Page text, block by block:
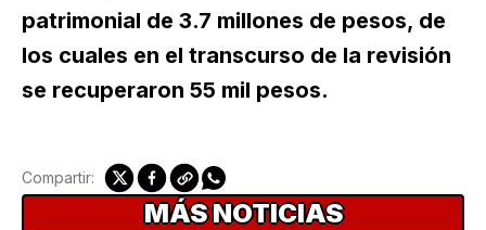
patrimonial de 3.7 millones de pesos, de
los cuales en el transcurso de la revisión
se recuperaron 55 mil pesos.
Compartir:
MÁS NOTICIAS